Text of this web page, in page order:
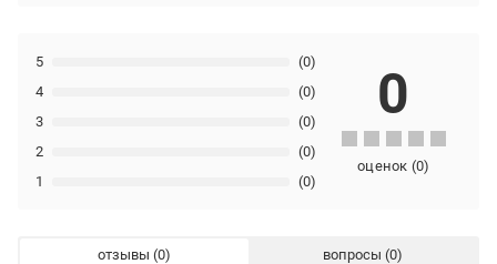
1 (0)
2 (0)
3 (0)
4 (0)
5 (0)
0
оценок (0)
отзывы вопросы